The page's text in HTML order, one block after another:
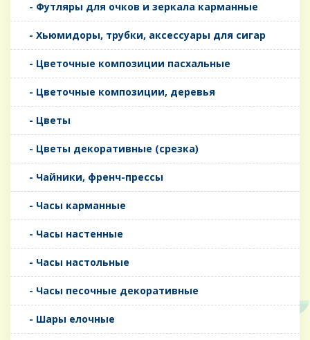
- Футляры для очков и зеркала карманные
- Хьюмидоры, трубки, аксессуары для сигар
- Цветочные композиции пасхальные
- Цветочные композиции, деревья
- Цветы
- Цветы декоративные (срезка)
- Чайники, френч-прессы
- Часы карманные
- Часы настенные
- Часы настольные
- Часы песочные декоративные
- Шары елочные